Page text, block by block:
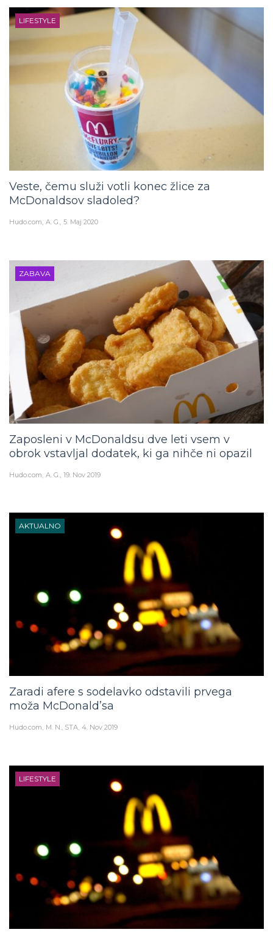
LIFESTYLE
Veste, čemu služi votli konec žlice za
McDonaldsov sladoled?
Hudo.com A. G. 5. Maj 2020
ZABAVA
Zaposleni v McDonaldsu dve leti vsem v
obrok vstavljal dodatek, ki ga nihče ni opazil
Hudo.com A. G. 19. Nov 2019
AKTUALNO
Zaradi afere s sodelavko odstavili prvega
moža McDonald’sa
Hudo.com M. N., STA 4. Nov 2019
LIFESTYLE